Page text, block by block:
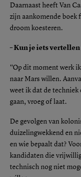
Daarnaast heeft Van
zijn aankomende boek
droom koesteren.
– Kun je iets
“Op dit moment werk
naar Mars willen.
weet ik dat de techniek
gaan, vroeg of laat.
De gevolgen van
duizelingwekkend en
en wie bepaalt dat?
kandidaten die
technisch nog niet